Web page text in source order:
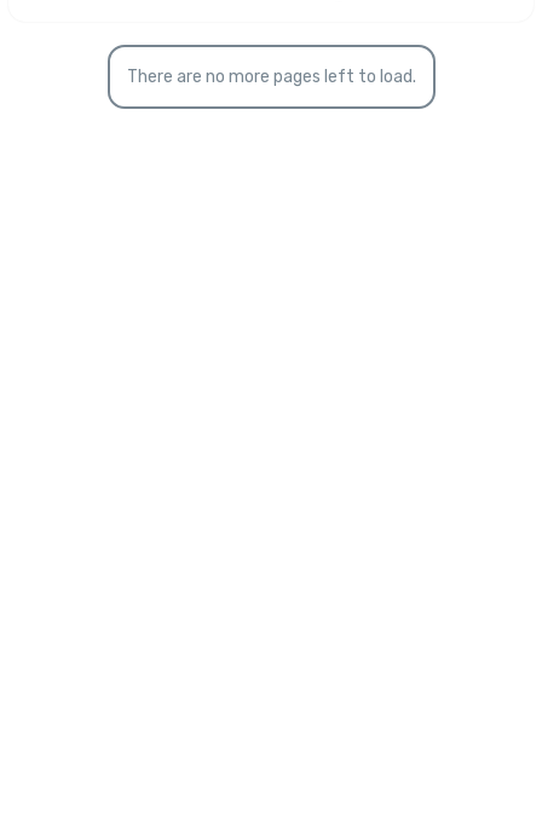
There are no more pages left to load.